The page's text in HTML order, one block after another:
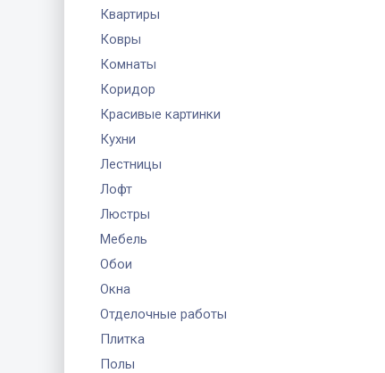
Квартиры
Ковры
Комнаты
Коридор
Красивые картинки
Кухни
Лестницы
Лофт
Люстры
Мебель
Обои
Окна
Отделочные работы
Плитка
Полы